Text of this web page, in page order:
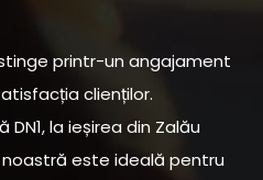
printr-un angajament
clienților.
la ieșirea din Zalău
este ideală pentru